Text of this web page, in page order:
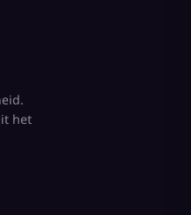
het